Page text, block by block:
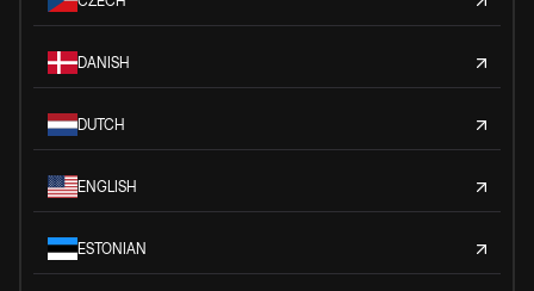
DANISH
DUTCH
ENGLISH
ESTONIAN